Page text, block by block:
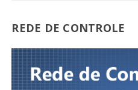
REDE DE CONTROLE